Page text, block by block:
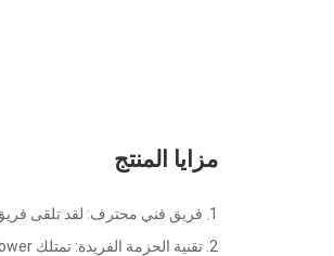
مزايا المنتج
1. فريق فني محترف: لقد تلقى فريق البحث والتطوير WelsonPower أكثر من 20 اختراعًا وبراءة اختراع تطبيقية.
2. تقنية الحزمة الفريدة: تمتلك WelsonPower تقنية حزمة خاصة للعجين لحماية خلية البطارية وزيادة العمر الافتراضي لحزمة البطارية.